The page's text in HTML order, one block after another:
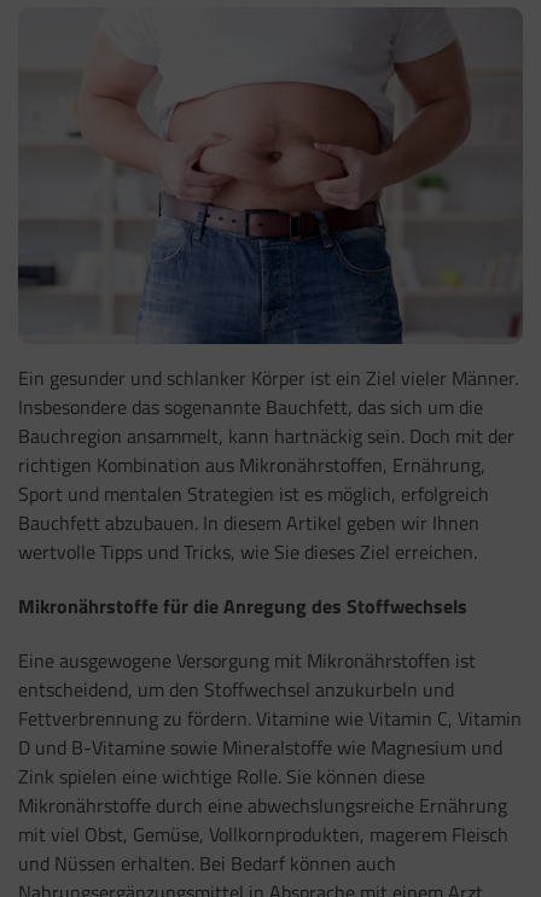
Ein gesunder und schlanker Körper ist ein Ziel vieler Männer.
Insbesondere das sogenannte Bauchfett, das sich um die
Bauchregion ansammelt, kann hartnäckig sein. Doch mit der
richtigen Kombination aus Mikronährstoffen, Ernährung,
Sport und mentalen Strategien ist es möglich, erfolgreich
Bauchfett abzubauen. In diesem Artikel geben wir Ihnen
wertvolle Tipps und Tricks, wie Sie dieses Ziel erreichen.
Mikronährstoffe für die Anregung des Stoffwechsels
Eine ausgewogene Versorgung mit Mikronährstoffen ist
entscheidend, um den Stoffwechsel anzukurbeln und
Fettverbrennung zu fördern. Vitamine wie Vitamin C, Vitamin
D und B-Vitamine sowie Mineralstoffe wie Magnesium und
Zink spielen eine wichtige Rolle. Sie können diese
Mikronährstoffe durch eine abwechslungsreiche Ernährung
mit viel Obst, Gemüse, Vollkornprodukten, magerem Fleisch
und Nüssen erhalten. Bei Bedarf können auch